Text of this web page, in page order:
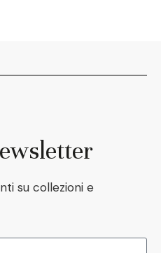
su collezioni e